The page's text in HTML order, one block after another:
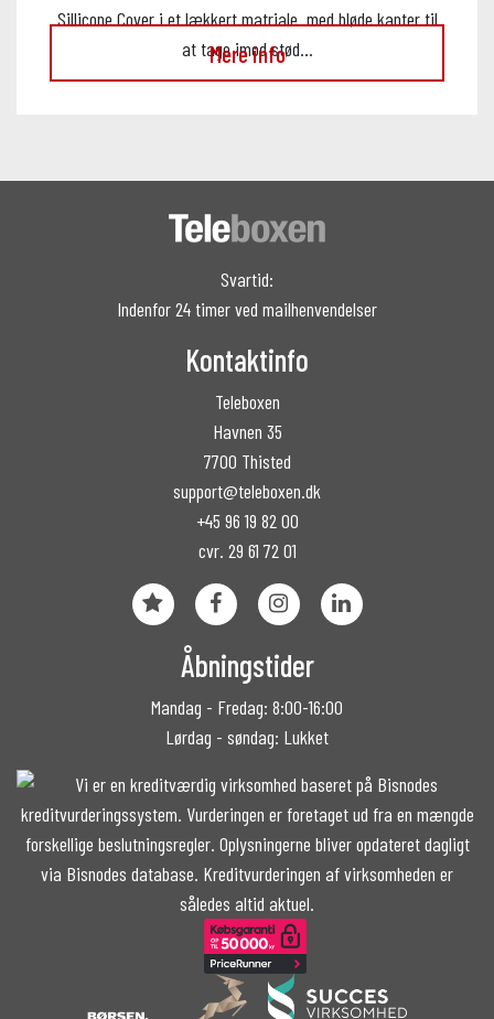
Sillicone Cover i et lækkert matriale. med bløde kanter til
at tage imod stød…
Mere info
Svartid:
Indenfor 24 timer ved mailhenvendelser
Kontaktinfo
Teleboxen
Havnen 35
7700 Thisted
support@teleboxen.dk
+45 96 19 82 00
cvr. 29 61 72 01
Åbningstider
Mandag - Fredag: 8:00-16:00
Lørdag - søndag: Lukket